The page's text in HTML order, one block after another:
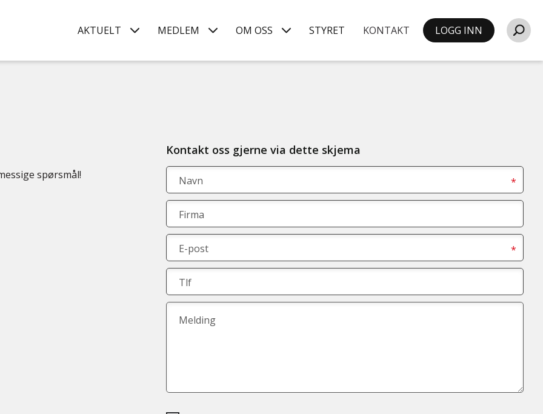
LOGG INN
AKTUELT MEDLEM OM OSS STYRET KONTAKT
spørsmål!
Kontakt oss gjerne via dette skjema
Navn *
Firma
E-post *
Tlf
Melding